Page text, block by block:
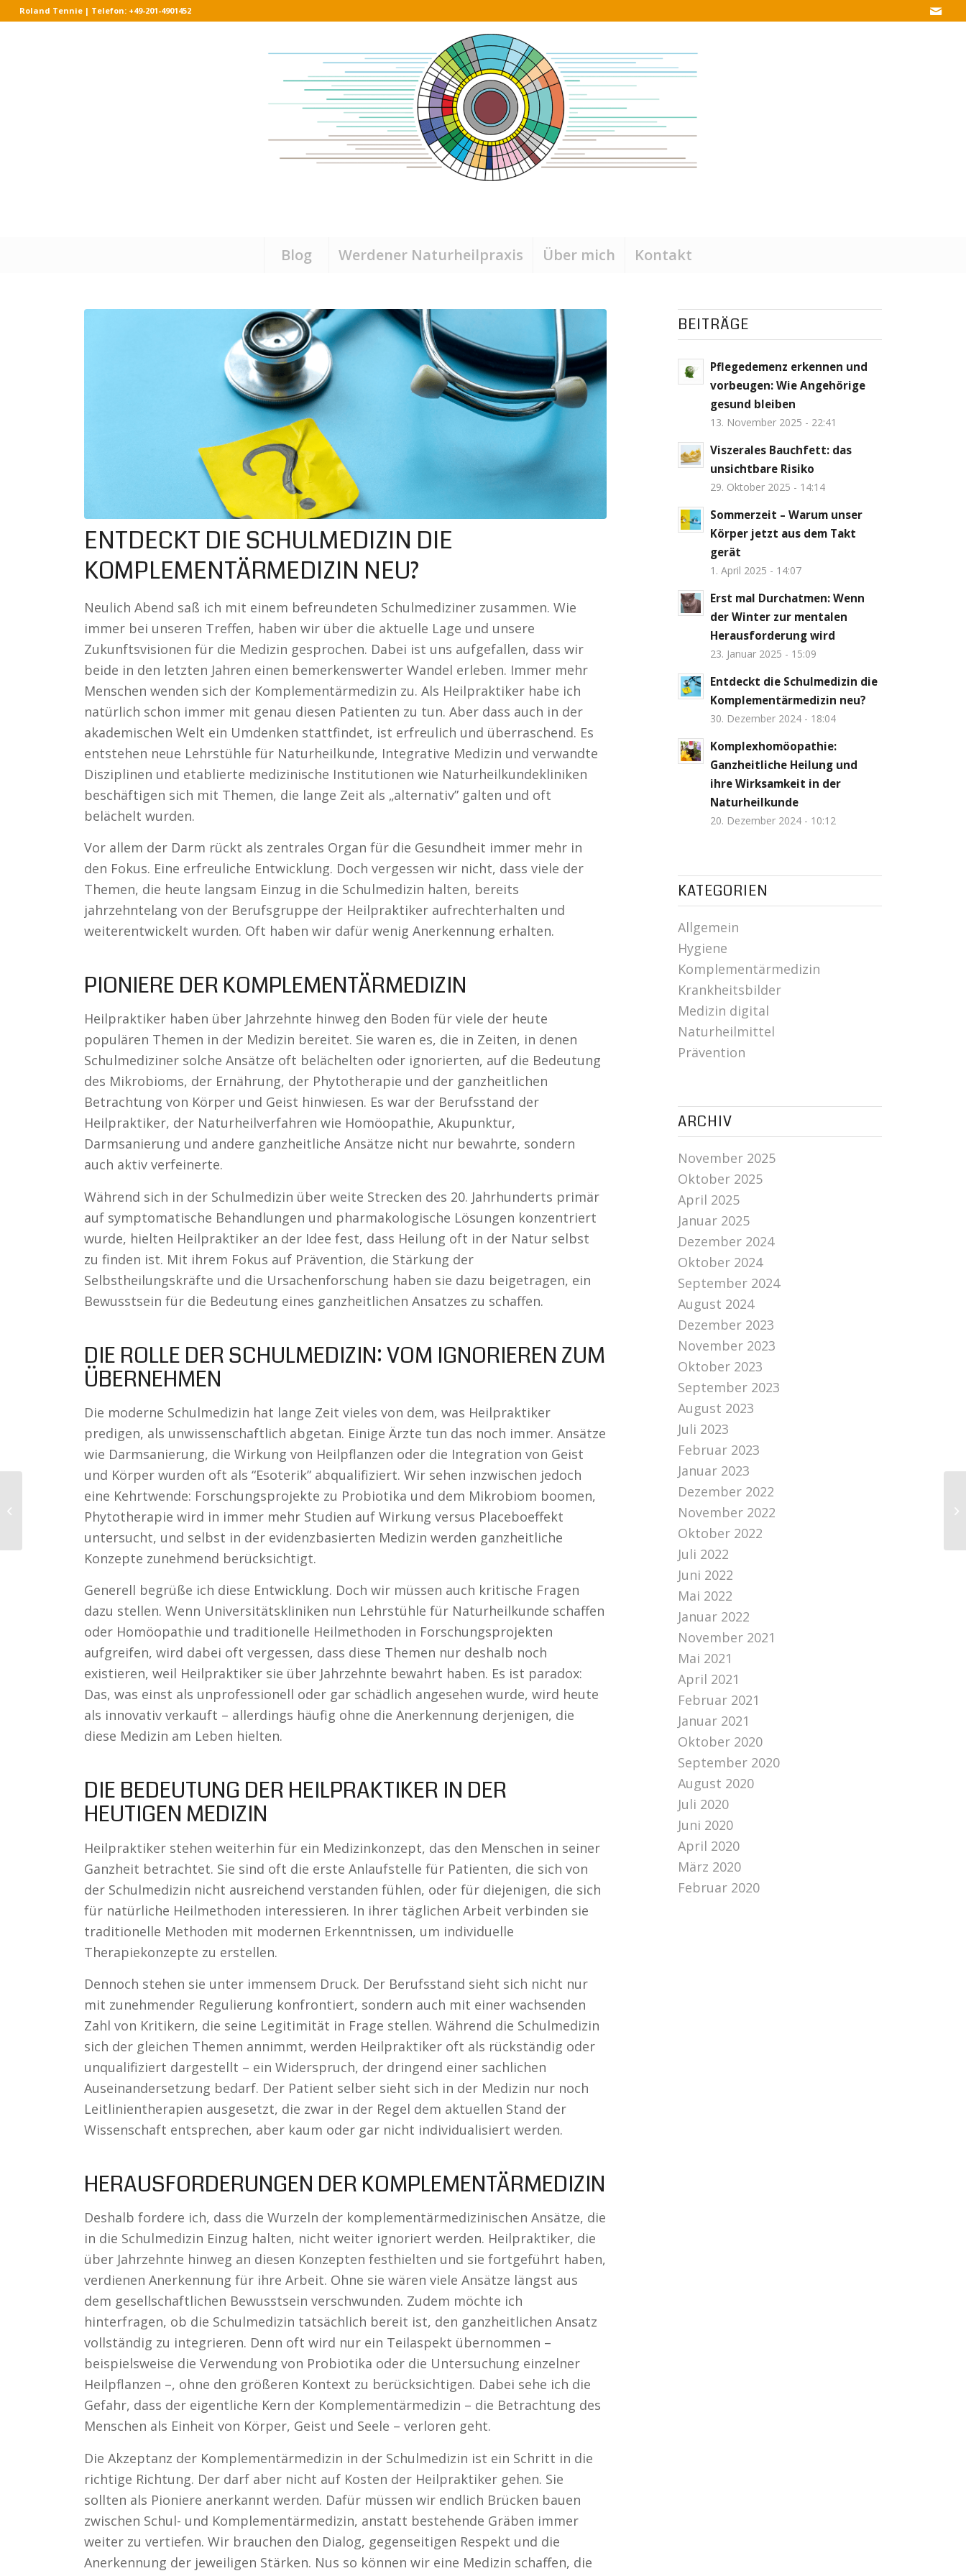
Roland Tennie | Telefon: +49-201-4901452
Blog Werdener Naturheilpraxis Über mich Kontakt
ENTDECKT DIE SCHULMEDIZIN DIE
KOMPLEMENTÄRMEDIZIN NEU?
Neulich Abend saß ich mit einem befreundeten Schulmediziner zusammen. Wie
immer bei unseren Treffen, haben wir über die aktuelle Lage und unsere
Zukunftsvisionen für die Medizin gesprochen. Dabei ist uns aufgefallen, dass wir
beide in den letzten Jahren einen bemerkenswerter Wandel erleben. Immer mehr
Menschen wenden sich der Komplementärmedizin zu. Als Heilpraktiker habe ich
natürlich schon immer mit genau diesen Patienten zu tun. Aber dass auch in der
akademischen Welt ein Umdenken stattfindet, ist erfreulich und überraschend. Es
entstehen neue Lehrstühle für Naturheilkunde, Integrative Medizin und verwandte
Disziplinen und etablierte medizinische Institutionen wie Naturheilkundekliniken
beschäftigen sich mit Themen, die lange Zeit als „alternativ” galten und oft
belächelt wurden.
Vor allem der Darm rückt als zentrales Organ für die Gesundheit immer mehr in
den Fokus. Eine erfreuliche Entwicklung. Doch vergessen wir nicht, dass viele der
Themen, die heute langsam Einzug in die Schulmedizin halten, bereits
jahrzehntelang von der Berufsgruppe der Heilpraktiker aufrechterhalten und
weiterentwickelt wurden. Oft haben wir dafür wenig Anerkennung erhalten.
PIONIERE DER KOMPLEMENTÄRMEDIZIN
Heilpraktiker haben über Jahrzehnte hinweg den Boden für viele der heute
populären Themen in der Medizin bereitet. Sie waren es, die in Zeiten, in denen
Schulmediziner solche Ansätze oft belächelten oder ignorierten, auf die Bedeutung
des Mikrobioms, der Ernährung, der Phytotherapie und der ganzheitlichen
Betrachtung von Körper und Geist hinwiesen. Es war der Berufsstand der
Heilpraktiker, der Naturheilverfahren wie Homöopathie, Akupunktur,
Darmsanierung und andere ganzheitliche Ansätze nicht nur bewahrte, sondern
auch aktiv verfeinerte.
Während sich in der Schulmedizin über weite Strecken des 20. Jahrhunderts primär
auf symptomatische Behandlungen und pharmakologische Lösungen konzentriert
wurde, hielten Heilpraktiker an der Idee fest, dass Heilung oft in der Natur selbst
zu finden ist. Mit ihrem Fokus auf Prävention, die Stärkung der
Selbstheilungskräfte und die Ursachenforschung haben sie dazu beigetragen, ein
Bewusstsein für die Bedeutung eines ganzheitlichen Ansatzes zu schaffen.
DIE ROLLE DER SCHULMEDIZIN: VOM IGNORIEREN ZUM
ÜBERNEHMEN
Die moderne Schulmedizin hat lange Zeit vieles von dem, was Heilpraktiker
predigen, als unwissenschaftlich abgetan. Einige Ärzte tun das noch immer. Ansätze
wie Darmsanierung, die Wirkung von Heilpflanzen oder die Integration von Geist
und Körper wurden oft als “Esoterik” abqualifiziert. Wir sehen inzwischen jedoch
eine Kehrtwende: Forschungsprojekte zu Probiotika und dem Mikrobiom boomen,
Phytotherapie wird in immer mehr Studien auf Wirkung versus Placeboeffekt
untersucht, und selbst in der evidenzbasierten Medizin werden ganzheitliche
Konzepte zunehmend berücksichtigt.
Generell begrüße ich diese Entwicklung. Doch wir müssen auch kritische Fragen
dazu stellen. Wenn Universitätskliniken nun Lehrstühle für Naturheilkunde schaffen
oder Homöopathie und traditionelle Heilmethoden in Forschungsprojekten
aufgreifen, wird dabei oft vergessen, dass diese Themen nur deshalb noch
existieren, weil Heilpraktiker sie über Jahrzehnte bewahrt haben. Es ist paradox:
Das, was einst als unprofessionell oder gar schädlich angesehen wurde, wird heute
als innovativ verkauft – allerdings häufig ohne die Anerkennung derjenigen, die
diese Medizin am Leben hielten.
DIE BEDEUTUNG DER HEILPRAKTIKER IN DER
HEUTIGEN MEDIZIN
Heilpraktiker stehen weiterhin für ein Medizinkonzept, das den Menschen in seiner
Ganzheit betrachtet. Sie sind oft die erste Anlaufstelle für Patienten, die sich von
der Schulmedizin nicht ausreichend verstanden fühlen, oder für diejenigen, die sich
für natürliche Heilmethoden interessieren. In ihrer täglichen Arbeit verbinden sie
traditionelle Methoden mit modernen Erkenntnissen, um individuelle
Therapiekonzepte zu erstellen.
Dennoch stehen sie unter immensem Druck. Der Berufsstand sieht sich nicht nur
mit zunehmender Regulierung konfrontiert, sondern auch mit einer wachsenden
Zahl von Kritikern, die seine Legitimität in Frage stellen. Während die Schulmedizin
sich der gleichen Themen annimmt, werden Heilpraktiker oft als rückständig oder
unqualifiziert dargestellt – ein Widerspruch, der dringend einer sachlichen
Auseinandersetzung bedarf. Der Patient selber sieht sich in der Medizin nur noch
Leitlinientherapien ausgesetzt, die zwar in der Regel dem aktuellen Stand der
Wissenschaft entsprechen, aber kaum oder gar nicht individualisiert werden.
HERAUSFORDERUNGEN DER KOMPLEMENTÄRMEDIZIN
Deshalb fordere ich, dass die Wurzeln der komplementärmedizinischen Ansätze, die
in die Schulmedizin Einzug halten, nicht weiter ignoriert werden. Heilpraktiker, die
über Jahrzehnte hinweg an diesen Konzepten festhielten und sie fortgeführt haben,
verdienen Anerkennung für ihre Arbeit. Ohne sie wären viele Ansätze längst aus
dem gesellschaftlichen Bewusstsein verschwunden. Zudem möchte ich
hinterfragen, ob die Schulmedizin tatsächlich bereit ist, den ganzheitlichen Ansatz
vollständig zu integrieren. Denn oft wird nur ein Teilaspekt übernommen –
beispielsweise die Verwendung von Probiotika oder die Untersuchung einzelner
Heilpflanzen –, ohne den größeren Kontext zu berücksichtigen. Dabei sehe ich die
Gefahr, dass der eigentliche Kern der Komplementärmedizin – die Betrachtung des
Menschen als Einheit von Körper, Geist und Seele – verloren geht.
Die Akzeptanz der Komplementärmedizin in der Schulmedizin ist ein Schritt in die
richtige Richtung. Der darf aber nicht auf Kosten der Heilpraktiker gehen. Sie
sollten als Pioniere anerkannt werden. Dafür müssen wir endlich Brücken bauen
zwischen Schul- und Komplementärmedizin, anstatt bestehende Gräben immer
weiter zu vertiefen. Wir brauchen den Dialog, gegenseitigen Respekt und die
Anerkennung der jeweiligen Stärken. Nus so können wir eine Medizin schaffen, die
BEITRÄGE
Pflegedemenz erkennen und
vorbeugen: Wie Angehörige
gesund bleiben
13. November 2025 - 22:41
Viszerales Bauchfett: das
unsichtbare Risiko
29. Oktober 2025 - 14:14
Sommerzeit – Warum unser
Körper jetzt aus dem Takt
gerät
1. April 2025 - 14:07
Erst mal Durchatmen: Wenn
der Winter zur mentalen
Herausforderung wird
23. Januar 2025 - 15:09
Entdeckt die Schulmedizin die
Komplementärmedizin neu?
30. Dezember 2024 - 18:04
Komplexhomöopathie:
Ganzheitliche Heilung und
ihre Wirksamkeit in der
Naturheilkunde
20. Dezember 2024 - 10:12
KATEGORIEN
Allgemein
Hygiene
Komplementärmedizin
Krankheitsbilder
Medizin digital
Naturheilmittel
Prävention
ARCHIV
November 2025
Oktober 2025
April 2025
Januar 2025
Dezember 2024
Oktober 2024
September 2024
August 2024
Dezember 2023
November 2023
Oktober 2023
September 2023
August 2023
Juli 2023
Februar 2023
Januar 2023
Dezember 2022
November 2022
Oktober 2022
Juli 2022
Juni 2022
Mai 2022
Januar 2022
November 2021
Mai 2021
April 2021
Februar 2021
Januar 2021
Oktober 2020
September 2020
August 2020
Juli 2020
Juni 2020
April 2020
März 2020
Februar 2020
Komplexhomöopathie:
Ganzheitliche Heilung
und ihre Wirksamkeit